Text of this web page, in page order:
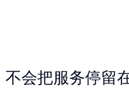
会把服务停留